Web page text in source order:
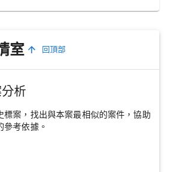
室 回頂部
析
標案，找出與本案最相似的案件，協助
參考依據。